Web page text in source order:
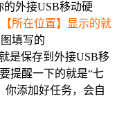
的外接USB移动硬
【所在位置】显示的就
填写的
是保存到外接USB移
提醒一下的就是“七
你添加好任务，会自